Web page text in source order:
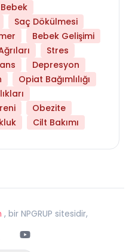
Saç Dökülmesi
Bebek Gelişimi
Stres
Depresyon
Opiat Bağımlılığı
Obezite
Cilt Bakımı
, bir NPGRUP sitesidir,
Youtube